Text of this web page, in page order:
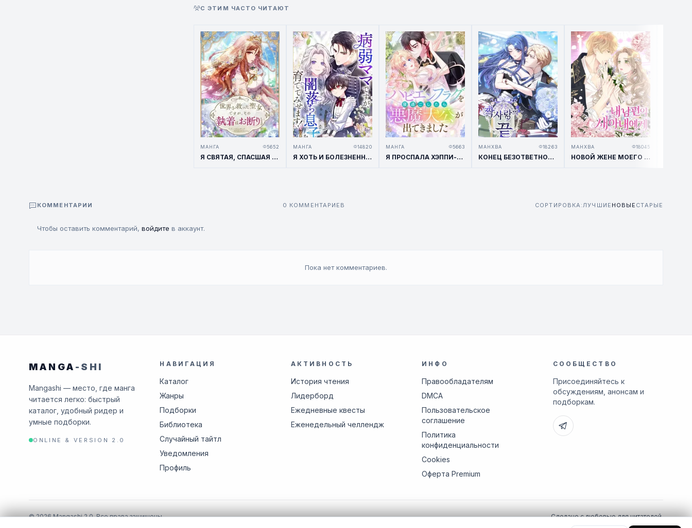
С ЭТИМ ЧАСТО ЧИТАЮТ
МАНГА 5652
Я СВЯТАЯ, СПАСШАЯ МИР, НО ОТКАЗЫВАЮСЬ ПРИВЯЗЫВАТЬСЯ К ТЕБЕ
МАНГА 14820
Я ХОТЬ И БОЛЕЗНЕННАЯ МАМА, НО ОБЯЗАТЕЛЬНО ВОСПИТАЮ СЫНА, ВСТАВШЕГО НА ПУТЬ ТЬМЫ!
МАНГА 5663
Я ПРОСПАЛА ХЭППИ-ЭНД И ВСТРЕТИЛА ДЕМОНА-ГЕРЦОГА
МАНХВА 18263
КОНЕЦ БЕЗОТВЕТНОЙ ЛЮБВИ
МАНХВА 18045
НОВОЙ ЖЕНЕ МОЕГО МУЖА
КОММЕНТАРИИ 0 КОММЕНТАРИЕВ СОРТИРОВКА:ЛУЧШИЕ НОВЫЕ СТАРЫЕ
Чтобы оставить комментарий, войдите в аккаунт.
Пока нет комментариев.
MANGA -SHI
Mangashi — место, где манга
читается легко: быстрый
каталог, удобный ридер и
умные подборки.
ONLINE & VERSION 2.0
НАВИГАЦИЯ
Каталог
Жанры
Подборки
Библиотека
Случайный тайтл
Уведомления
Профиль
АКТИВНОСТЬ
История чтения
Лидерборд
Ежедневные квесты
Еженедельный челлендж
ИНФО
Правообладателям
DMCA
Пользовательское
соглашение
Политика
конфиденциальности
Cookies
Оферта Premium
СООБЩЕСТВО
Присоединяйтесь к
обсуждениям, анонсам и
подборкам.
© 2026 Mangashi 2.0. Все права защищены.
Сделано с любовью для читателей.